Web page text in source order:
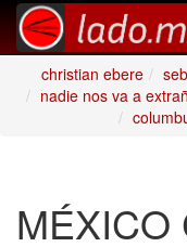
christian ebere
nadie nos va a
MÉXICO